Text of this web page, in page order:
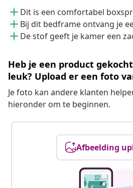
Dit is een comfortabel
Bij dit bedframe ontvang je
De stof geeft je kamer een
Heb je een product
leuk? Upload er een foto
Je foto kan andere klanten
hieronder om te beginnen.
Afbeelding